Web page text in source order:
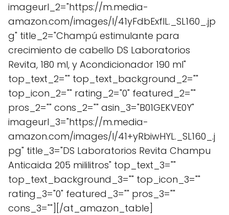
imageurl_2="https://m.media-
amazon.com/images/I/41yFdbExflL._SL160_.jp
g" title_2="Champú estimulante para
crecimiento de cabello DS Laboratorios
Revita, 180 ml, y Acondicionador 190 ml"
top_text_2="" top_text_background_2=""
top_icon_2="" rating_2="0" featured_2=""
pros_2="" cons_2="" asin_3="B01GEKVE0Y"
imageurl_3="https://m.media-
amazon.com/images/I/41+yRbiwHYL._SL160_.j
pg" title_3="DS Laboratorios Revita Champu
Anticaida 205 mililitros" top_text_3=""
top_text_background_3="" top_icon_3=""
rating_3="0" featured_3="" pros_3=""
cons_3=""][/at_amazon_table]